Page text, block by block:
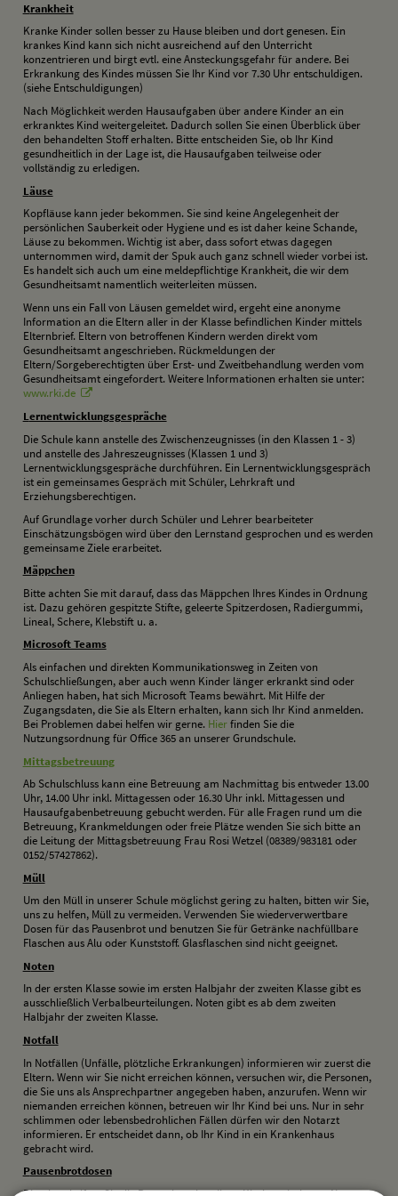
Krankheit
Kranke Kinder sollen besser zu Hause bleiben und dort genesen. Ein
krankes Kind kann sich nicht ausreichend auf den Unterricht
konzentrieren und birgt evtl. eine Ansteckungsgefahr für andere. Bei
Erkrankung des Kindes müssen Sie Ihr Kind vor 7.30 Uhr entschuldigen.
(siehe Entschuldigungen)
Nach Möglichkeit werden Hausaufgaben über andere Kinder an ein
erkranktes Kind weitergeleitet. Dadurch sollen Sie einen Überblick über
den behandelten Stoff erhalten. Bitte entscheiden Sie, ob Ihr Kind
gesundheitlich in der Lage ist, die Hausaufgaben teilweise oder
vollständig zu erledigen.
L äuse
Kopfläuse kann jeder bekommen. Sie sind keine Angelegenheit der
persönlichen Sauberkeit oder Hygiene und es ist daher keine Schande,
Läuse zu bekommen. Wichtig ist aber, dass sofort etwas dagegen
unternommen wird, damit der Spuk auch ganz schnell wieder vorbei ist.
Es handelt sich auch um eine meldepflichtige Krankheit, die wir dem
Gesundheitsamt namentlich weiterleiten müssen.
Wenn uns ein Fall von Läusen gemeldet wird, ergeht eine anonyme
Information an die Eltern aller in der Klasse befindlichen Kinder mittels
Elternbrief. Eltern von betroffenen Kindern werden direkt vom
Gesundheitsamt angeschrieben. Rückmeldungen der
Eltern/Sorgeberech­tigten über Erst- und Zweitbehandlung werden vom
Gesundheitsamt eingefordert. Weitere Informationen erhalten sie unter:
www.rki.de
Lernentwicklungsgespräche
Die Schule kann anstelle des Zwischenzeugnisses (in den Klassen 1 - 3)
und anstelle des Jahreszeugnisses (Klassen 1 und 3)
Lernentwicklungsgespräche durchführen. Ein Lernentwicklungsgespräch
ist ein gemeinsames Gespräch mit Schüler, Lehrkraft und
Erziehungsberechtigen.
Auf Grundlage vorher durch Schüler und Lehrer bearbeiteter
Einschätzungsbögen wird über den Lernstand gesprochen und es werden
gemeinsame Ziele erarbeitet.
Mäppchen
Bitte achten Sie mit darauf, dass das Mäppchen Ihres Kindes in Ordnung
ist. Dazu gehören gespitzte Stifte, geleerte Spitzerdosen, Radiergummi,
Lineal, Schere, Klebstift u. a.
Microsoft Teams
Als einfachen und direkten Kommunikationsweg in Zeiten von
Schulschließungen, aber auch wenn Kinder länger erkrankt sind oder
Anliegen haben, hat sich Microsoft Teams bewährt. Mit Hilfe der
Zugangsdaten, die Sie als Eltern erhalten, kann sich Ihr Kind anmelden.
Bei Problemen dabei helfen wir gerne. Hierfinden Sie die
Nutzungsordnung für Office 365 an unserer Grundschule.
Mittagsbetreuung
Ab Schulschluss kann eine Betreuung am Nachmittag bis entweder 13.00
Uhr, 14.00 Uhr inkl. Mittagessen oder 16.30 Uhr inkl. Mittagessen und
Hausaufgabenbetreuung gebucht werden. Für alle Fragen rund um die
Betreuung, Krankmeldungen oder freie Plätze wenden Sie sich bitte an
die Leitung der Mittagsbetreuung Frau Rosi Wetzel (08389/983181 oder
0152/57427862).
Müll
Um den Müll in unserer Schule möglichst gering zu halten, bitten wir Sie,
uns zu helfen, Müll zu vermeiden. Verwenden Sie wiederverwertbare
Dosen für das Pausenbrot und benutzen Sie für Getränke nachfüllbare
Flaschen aus Alu oder Kunststoff. Glasflaschen sind nicht geeignet.
Noten
In der ersten Klasse sowie im ersten Halbjahr der zweiten Klasse gibt es
ausschließlich Verbalbeurteilungen. Noten gibt es ab dem zweiten
Halbjahr der zweiten Klasse.
Notfall
In Notfällen (Unfälle, plötzliche Erkrankungen) informieren wir zuerst die
Eltern. Wenn wir Sie nicht erreichen können, versuchen wir, die Personen,
die Sie uns als Ansprechpartner angegeben haben, anzurufen. Wenn wir
niemanden erreichen können, betreuen wir Ihr Kind bei uns. Nur in sehr
schlimmen oder lebensbedrohlichen Fällen dürfen wir den Notarzt
informieren. Er entscheidet dann, ob Ihr Kind in ein Krankenhaus
gebracht wird.
Pausenbrotdosen